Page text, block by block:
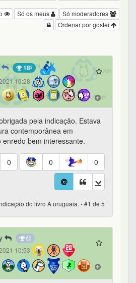
Só moderadores
Só os meus
Ordenar por gostei
18º
10:28
pela indicação. Estava
contemporânea em
bem interessante.
0 0 0
do livro A uruguaia. - #1 de 5
10:53